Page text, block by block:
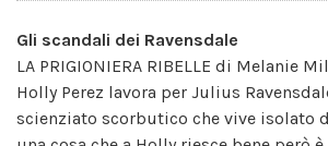
Gli scandali dei Ravensdale
LA PRIGIONIERA RIBELLE di Melanie
Holly Perez lavora per Julius
scienziato scorbutico che vive isolato